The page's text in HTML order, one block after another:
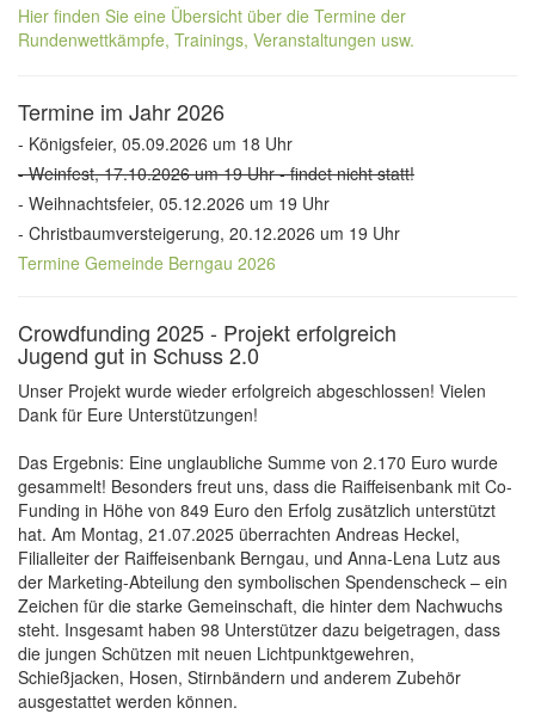
Hier finden Sie eine Übersicht über die Termine der
Rundenwettkämpfe, Trainings, Veranstaltungen usw.
Termine im Jahr 2026
- Königsfeier, 05.09.2026 um 18 Uhr
- Weinfest, 17.10.2026 um 19 Uhr - findet nicht statt!
- Weihnachtsfeier, 05.12.2026 um 19 Uhr
- Christbaumversteigerung, 20.12.2026 um 19 Uhr
Termine Gemeinde Berngau 2026
Crowdfunding 2025 - Projekt erfolgreich
Jugend gut in Schuss 2.0
Unser Projekt wurde wieder erfolgreich abgeschlossen! Vielen
Dank für Eure Unterstützungen!
Das Ergebnis: Eine unglaubliche Summe von 2.170 Euro wurde
gesammelt! Besonders freut uns, dass die Raiffeisenbank mit Co-
Funding in Höhe von 849 Euro den Erfolg zusätzlich unterstützt
hat. Am Montag, 21.07.2025 überrachten Andreas Heckel,
Filialleiter der Raiffeisenbank Berngau, und Anna-Lena Lutz aus
der Marketing-Abteilung den symbolischen Spendenscheck – ein
Zeichen für die starke Gemeinschaft, die hinter dem Nachwuchs
steht. Insgesamt haben 98 Unterstützer dazu beigetragen, dass
die jungen Schützen mit neuen Lichtpunktgewehren,
Schießjacken, Hosen, Stirnbändern und anderem Zubehör
ausgestattet werden können.